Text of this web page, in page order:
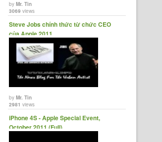
byMr. Tin
3069 views
Steve Jobs chính thức từ chức CEO
của Apple 2011
byMr. Tin
2981 views
iPhone 4S - Apple Special Event,
October 2011 (Full)